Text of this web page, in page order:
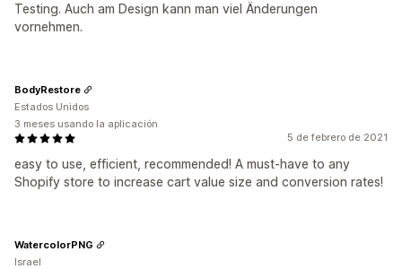
Testing. Auch am Design kann man viel Änderungen
vornehmen.
5 de febrero de 2021
easy to use, efficient, recommended! A must-have to any
Shopify store to increase cart value size and conversion rates!
BodyRestore
Estados Unidos
3 meses usando la aplicación
WatercolorPNG
Israel